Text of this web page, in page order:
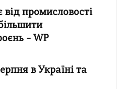
промисловості
– WP
в Україні та